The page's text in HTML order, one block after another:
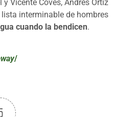
Vicente Coves, Andrés Ortiz
interminable de hombres
cuando la bendicen.
/